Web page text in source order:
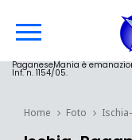
PaganeseMania è
Inf. n. 1154/05.
Home Foto